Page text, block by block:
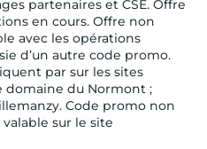
partenaires et CSE. Offre
en cours. Offre non
avec les opérations
d’un autre code promo.
par sur les sites
domaine du Normont ;
Code promo non
sur le site